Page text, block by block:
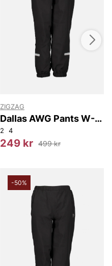
ZIGZAG
Dallas AWG Pants W-
PRO15000
2 4
249 kr 499 kr
-50%